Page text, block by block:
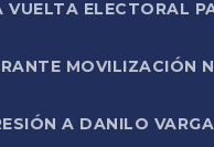
ELECTORAL
MOVILIZACIÓN
A DANILO